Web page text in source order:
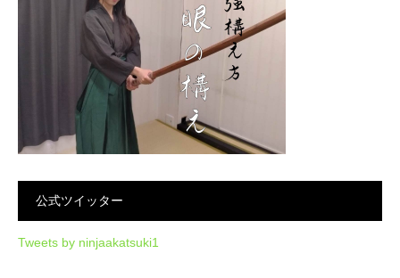
公式ツイッター
Tweets by ninjaakatsuki1